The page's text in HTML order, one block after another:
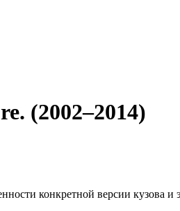
(2002–2014)
конкретной версии кузова